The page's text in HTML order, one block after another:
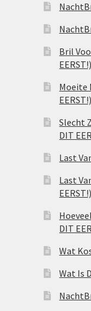
Bril
EERST!)
Moeite
EERST!)
Slecht
DIT
Last
Last
EERST!)
DIT
Wat
Wat Is